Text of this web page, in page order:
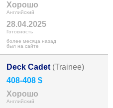
Хорошо
Английский
28.04.2025
Готовность
более месяца назад
был на сайте
Deck Cadet (Trainee)
408-408 $
Хорошо
Английский